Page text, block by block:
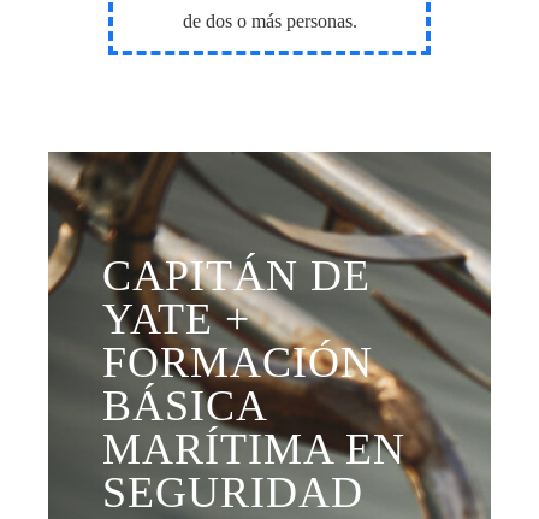
de dos o más personas.
CAPITÁN DE
YATE +
FORMACIÓN
BÁSICA
MARÍTIMA EN
SEGURIDAD